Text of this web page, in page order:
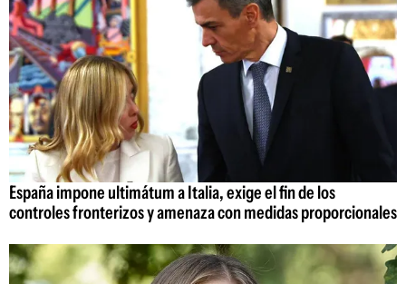
España impone ultimátum a Italia, exige el fin de los
controles fronterizos y amenaza con medidas proporcionales